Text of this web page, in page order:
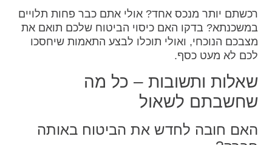
רכשתם יותר מנכס אחד? אולי אתם כבר פחות תלויים
במשכנתא? בדקו האם כיסוי הביטוח שלכם תואם את
מצבכם הנוכחי, ואולי תוכלו לבצע התאמות שיחסכו
לכם לא מעט כסף.
שאלות ותשובות – כל מה
שחשבתם לשאול
האם חובה לחדש את הביטוח באותה